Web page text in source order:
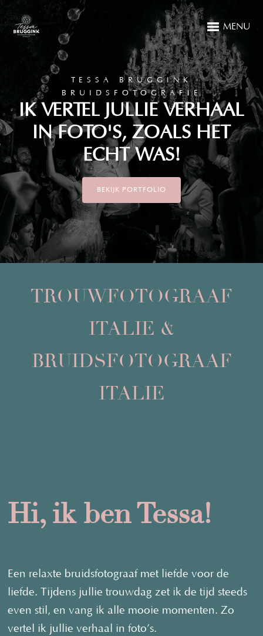
MENU
TESSA BRUGGINK
BRUIDSFOTOGRAFIE
IK VERTEL JULLIE VERHAAL
IN FOTO'S, ZOALS HET
ECHT WAS!
BEKIJK PORTFOLIO
TROUWFOTOGRAAF
ITALIE &
BRUIDSFOTOGRAAF
ITALIE
Hi, ik ben Tessa!
Een relaxte bruidsfotograaf met liefde voor de
liefde. Tijdens jullie trouwdag zet ik de tijd steeds
even stil, en vang ik alle mooie momenten. Zo
vertel ik jullie verhaal in foto’s.